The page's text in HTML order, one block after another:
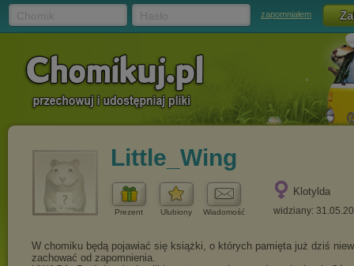
zapomniałem
Little_Wing
Prezent Ulubiony Wiadomość
Klotylda
widziany: